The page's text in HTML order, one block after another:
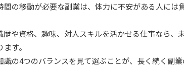
間の移動が必要な副業は、体力に不安がある人には
歴や資格、趣味、対人スキルを活かせる仕事なら、
す。
の4つのバランスを見て選ぶことが、長く続く副業